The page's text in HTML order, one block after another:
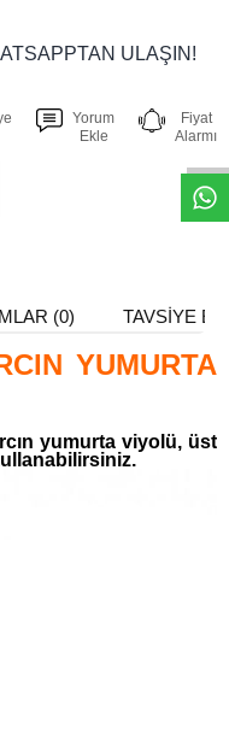
W
h
t
s
a
p
p
D
e
s
e
H
a
t
t
ULAŞIN!
Yorum
Ekle
Fiyat
Alarmı
(0) TAVSIYE ET
YUMURTA
yumurta viyolü, üst